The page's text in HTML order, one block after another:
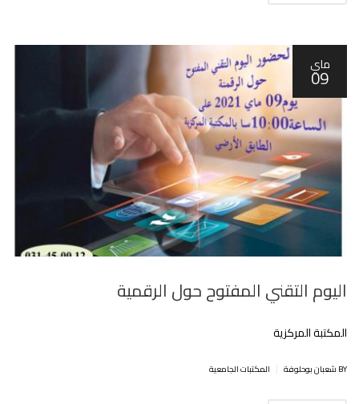
ماي
09
اليوم التقني المفتوح حول الرقمية
المكتبة المركزية
BY شعبان بوحلوفة المكتبات الجامعية